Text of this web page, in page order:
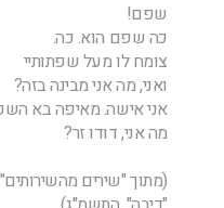
שפם!
כה שפם הוא. כה.
צומח לו מעל שפתותיי
ואני, מה אני מבינה בזה?
אני אישה. מאיפה בא
מה אני, דודו זר?
(מתוך "שירים